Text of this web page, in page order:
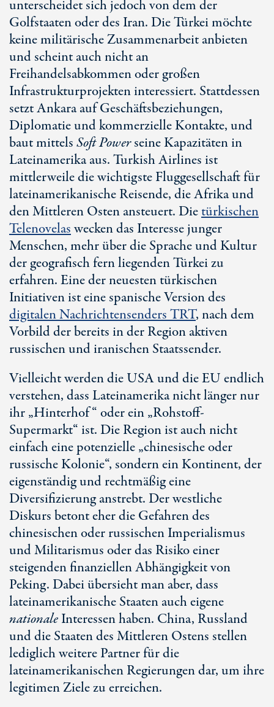
unterscheidet sich jedoch von dem der
Golfstaaten oder des Iran. Die Türkei möchte
keine militärische Zusammenarbeit anbieten
und scheint auch nicht an
Freihandelsabkommen oder großen
Infrastrukturprojekten interessiert. Stattdessen
setzt Ankara auf Geschäftsbeziehungen,
Diplomatie und kommerzielle Kontakte, und
baut mittelsSoft Powerseine Kapazitäten in
Lateinamerika aus. Turkish Airlines ist
mittlerweile die wichtigste Fluggesellschaft für
lateinamerikanische Reisende, die Afrika und
den Mittleren Osten ansteuert. Dietürkischen
Telenovelaswecken das Interesse junger
Menschen, mehr über die Sprache und Kultur
der geografisch fern liegenden Türkei zu
erfahren. Eine der neuesten türkischen
Initiativen ist eine spanische Version des
digitalen Nachrichtensenders TRT, nach dem
Vorbild der bereits in der Region aktiven
russischen und iranischen Staatssender.
Vielleicht werden die USA und die EU endlich
verstehen, dass Lateinamerika nicht länger nur
ihr „Hinterhof“ oder ein „Rohstoff-
Supermarkt“ ist. Die Region ist auch nicht
einfach eine potenzielle „chinesische oder
russische Kolonie“, sondern ein Kontinent, der
eigenständig und rechtmäßig eine
Diversifizierung anstrebt. Der westliche
Diskurs betont eher die Gefahren des
chinesischen oder russischen Imperialismus
und Militarismus oder das Risiko einer
steigenden finanziellen Abhängigkeit von
Peking. Dabei übersieht man aber, dass
lateinamerikanische Staaten auch eigene
nationaleInteressen haben. China, Russland
und die Staaten des Mittleren Ostens stellen
lediglich weitere Partner für die
lateinamerikanischen Regierungen dar, um ihre
legitimen Ziele zu erreichen.